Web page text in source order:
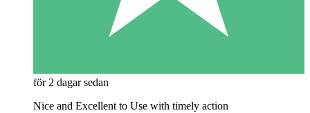
för 2 dagar sedan
Nice and Excellent to Use with timely action